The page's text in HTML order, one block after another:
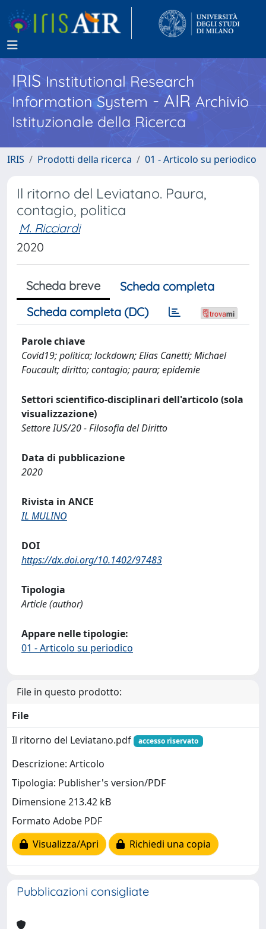
IRISInstitutional Research
Information System - AIR Archivio
Istituzionale della Ricerca
IRIS Prodotti della ricerca 01 - Articolo su periodico
Il ritorno del Leviatano. Paura,
contagio, politica
M. Ricciardi
2020
Scheda breve
Scheda completa
Scheda completa (DC)
Parole chiave
Covid19; politica; lockdown; Elias Canetti; Michael
Foucault; diritto; contagio; paura; epidemie
Settori scientifico-disciplinari dell'articolo (sola
visualizzazione)
Settore IUS/20 - Filosofia del Diritto
Data di pubblicazione
2020
Rivista in ANCE
IL MULINO
DOI
https://dx.doi.org/10.1402/97483
Tipologia
Article (author)
Appare nelle tipologie:
01 - Articolo su periodico
File in questo prodotto:
File
Il ritorno del Leviatano.pdf
accesso riservato
Descrizione: Articolo
Tipologia: Publisher's version/PDF
Dimensione 213.42 kB
Formato Adobe PDF
Visualizza/Apri
Richiedi una copia
Pubblicazioni consigliate